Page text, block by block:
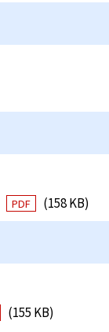
PDF (158 KB)
(155 KB)